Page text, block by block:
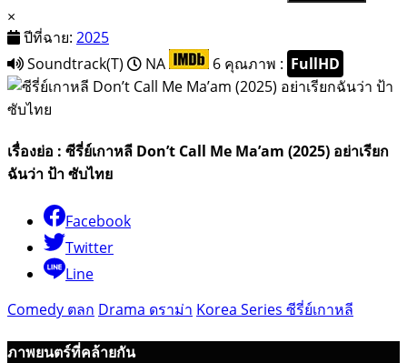
×
ปีที่ฉาย: 2025
Soundtrack(T)
NA 6 คุณภาพ : FullHD
เรื่องย่อ : ซีรี่ย์เกาหลี Don’t Call Me Ma’am (2025) อย่าเรียก
ฉันว่า ป้า ซับไทย
Facebook
Twitter
Line
Comedy ตลก Drama ดราม่า Korea Series ซีรี่ย์เกาหลี
ภาพยนตร์ที่คล้ายกัน